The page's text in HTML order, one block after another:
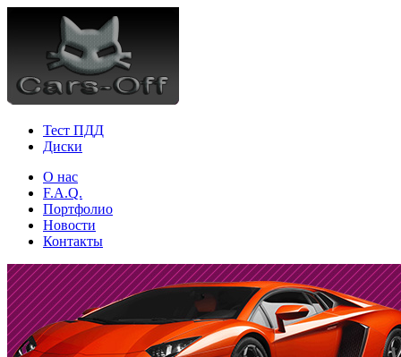
Тест ПДД
Диски
О нас
F.A.Q.
Портфолио
Новости
Контакты